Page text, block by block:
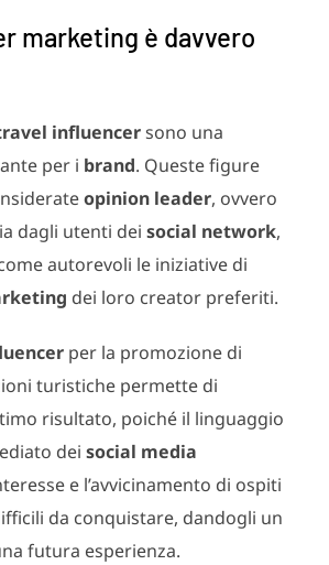
marketing è davvero
influencersono una
per i brand. Queste figure
opinion leader, ovvero
dagli utenti dei social network,
autorevoli le iniziative di
dei loro creator preferiti.
per la promozione di
turistiche permette di
risultato, poiché il linguaggio
dei social media
e l’avvicinamento di ospiti
da conquistare, dandogli un
futura esperienza.